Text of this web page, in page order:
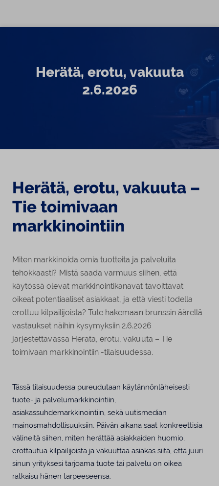
Herätä, erotu, vakuuta
2.6.2026
Herätä, erotu, vakuuta –
Tie toimivaan
markkinointiin
Miten markkinoida omia tuotteita ja palveluita
tehokkaasti? Mistä saada varmuus siihen, että
käytössä olevat markkinointikanavat tavoittavat
oikeat potentiaaliset asiakkaat, ja että viesti todella
erottuu kilpailijoista? Tule hakemaan brunssin äärellä
vastaukset näihin kysymyksiin 2.6.2026
järjestettävässä Herätä, erotu, vakuuta – Tie
toimivaan markkinointiin -tilaisuudessa.
Tässä tilaisuudessa pureudutaan käytännönläheisesti
tuote- ja palvelumarkkinointiin,
asiakassuhdemarkkinointiin, sekä uutismedian
mainosmahdollisuuksiin, Päivän aikana saat konkreettisia
välineitä siihen, miten herättää asiakkaiden huomio,
erottautua kilpailijoista ja vakuuttaa asiakas siitä, että juuri
sinun yrityksesi tarjoama tuote tai palvelu on oikea
ratkaisu hänen tarpeeseensa.